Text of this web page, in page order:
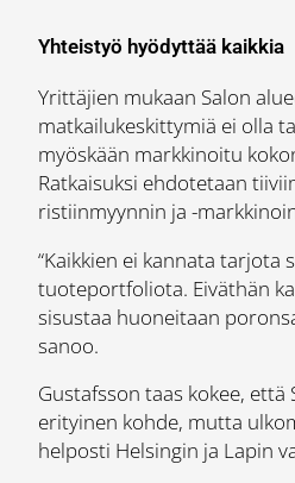
Yhteistyö hyödyttää kaikkia
Yrittäjien mukaan Salon
matkailukeskittymiä ei olla
myöskään markkinoitu
Ratkaisuksi ehdotetaan
ristiinmyynnin ja -
“Kaikkien ei kannata tarjota
tuoteportfoliota. Eiväthän
sisustaa huoneitaan
sanoo.
Gustafsson taas kokee, että
erityinen kohde, mutta
helposti Helsingin ja Lapin